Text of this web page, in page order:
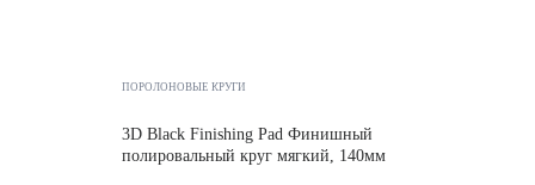
ПОРОЛОНОВЫЕ КРУГИ
3D Black Finishing Pad Финишный
полировальный круг мягкий, 140мм